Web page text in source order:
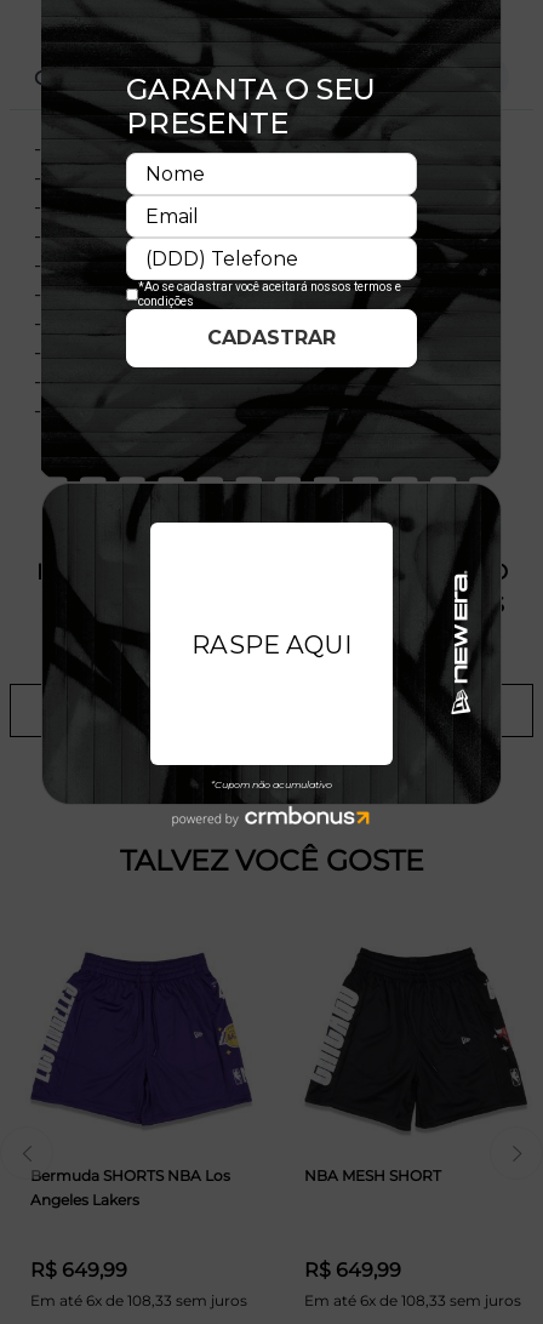
CARACTERÍSTICAS
- Vivo na barra
- Bolsos laterais
- Bordado frontal
- Bordado traseiro
- Bolso traseiro
- Cordão de ajuste
- Flag New Era bordada
- Material: Nylon
- Composição: 100% Poliéster
- Licença oficial
PRODUTO SEM ESTOQUE DÍSPONÍVEL NO
SITE, CONSULTE A DISPONIBILIDADE NAS
LOJAS
ADICIONAR A LISTA DE DESEJOS
TALVEZ VOCÊ GOSTE
Bermuda SHORTS NBA Los
Angeles Lakers
R$ 649,99
Em até 6x de 108,33 sem juros
NBA MESH SHORT
R$ 649,99
Em até 6x de 108,33 sem juros